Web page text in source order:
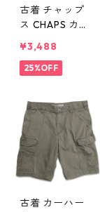
古着 チャップ
ス CHAPS カー
ツ ハーフパン
ツ ブラウン系
d409725n w6
0612
¥3,488
25%OFF
古着 カーハー